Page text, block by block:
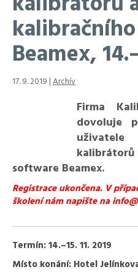
Beamex,
17. 9. 2019 |Archív
Firma
dovoluje
software Beamex.
Registrace ukončena. V
školení nám napište na
Termín: 14.–15. 11. 2019
Místo konání: Hotel